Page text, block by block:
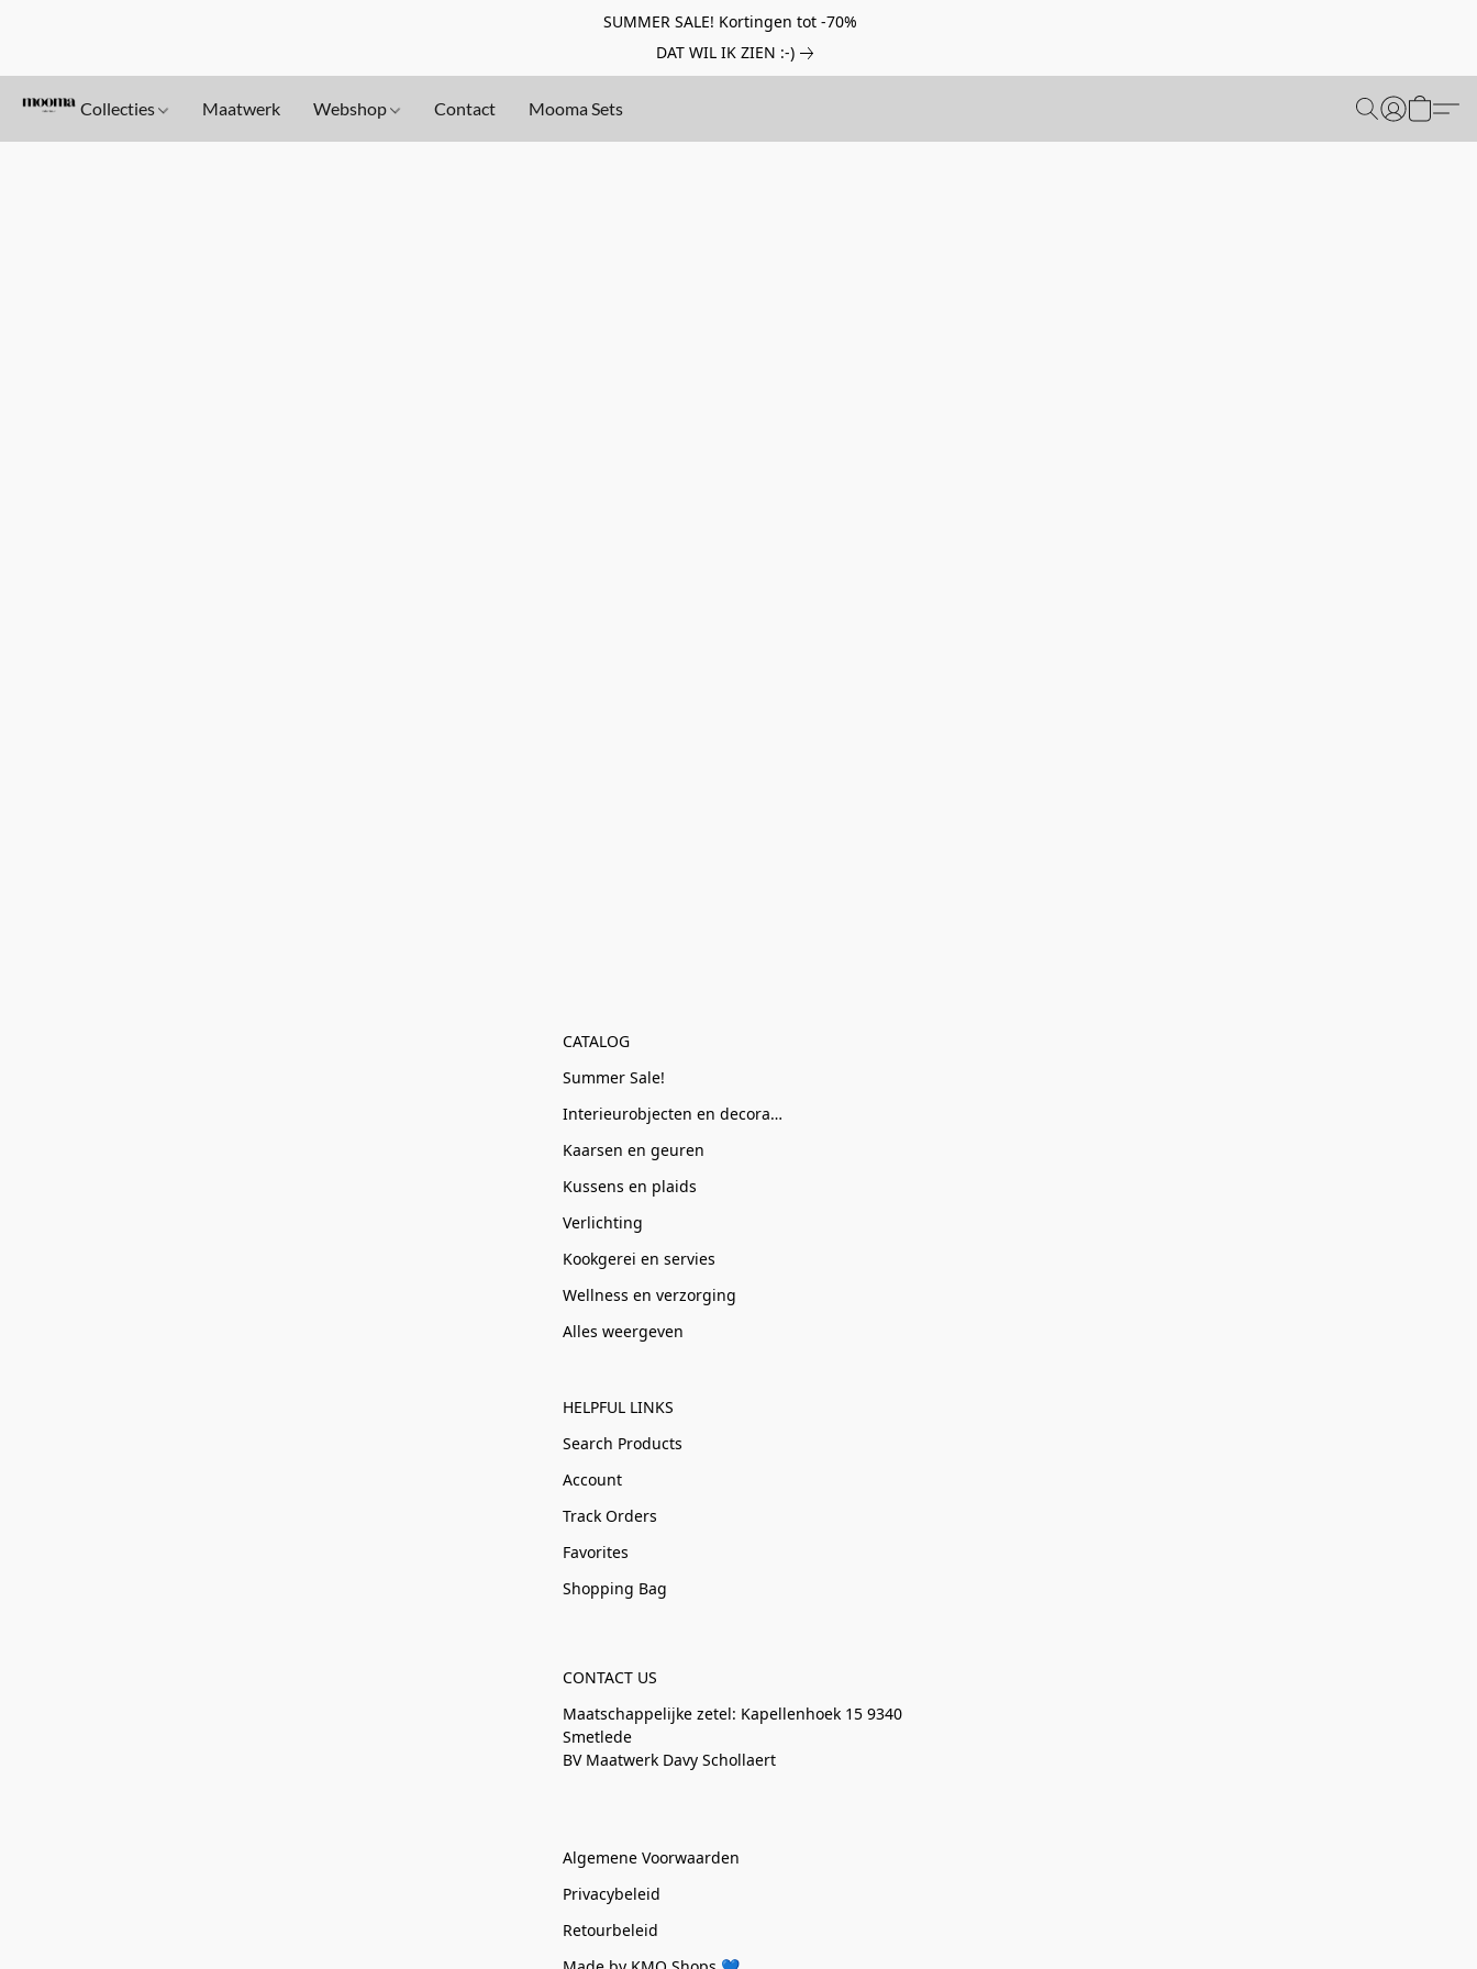
SUMMER SALE! Kortingen tot -70%
DAT WIL IK ZIEN :-)
Collecties Maatwerk Webshop Contact Mooma Sets
CATALOG
Summer Sale!
Interieurobjecten en decoratie
Kaarsen en geuren
Kussens en plaids
Verlichting
Kookgerei en servies
Wellness en verzorging
Alles weergeven
HELPFUL LINKS
Search Products
Account
Track Orders
Favorites
Shopping Bag
CONTACT US
Maatschappelijke zetel: Kapellenhoek 15 9340
Smetlede
BV Maatwerk Davy Schollaert
Algemene Voorwaarden
Privacybeleid
Retourbeleid